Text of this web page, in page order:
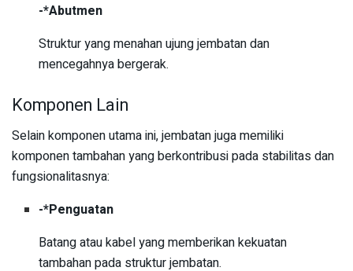
-*Abutmen
Struktur yang menahan ujung jembatan dan
mencegahnya bergerak.
Komponen Lain
Selain komponen utama ini, jembatan juga memiliki
komponen tambahan yang berkontribusi pada stabilitas dan
fungsionalitasnya:
-*Penguatan
Batang atau kabel yang memberikan kekuatan
tambahan pada struktur jembatan.